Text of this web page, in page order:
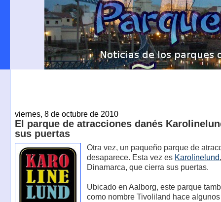
viernes, 8 de octubre de 2010
El parque de atracciones danés
sus puertas
Otra vez, un paqueño parque de
desaparece. Esta vez es Karolinelund
Dinamarca, que cierra sus puertas.
Ubicado en Aalborg, este parque
como nombre Tivoliland hace